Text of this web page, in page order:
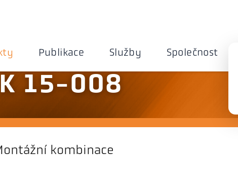
Publikace Služby Společnost
15-008
kombinace